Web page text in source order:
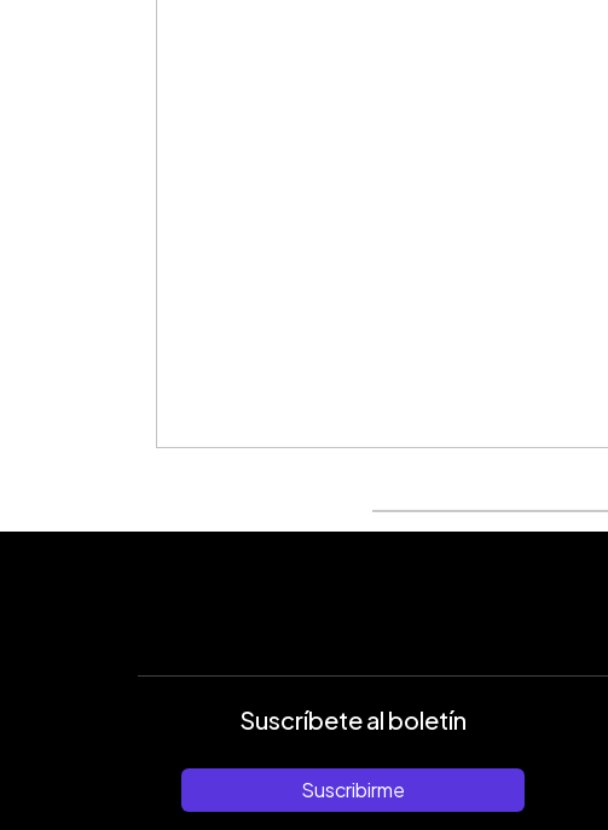
Suscríbete al boletín
Suscribirme